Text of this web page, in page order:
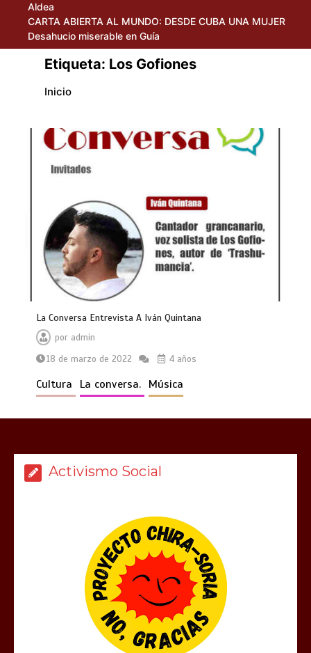
Aldea
CARTA ABIERTA AL MUNDO: DESDE CUBA UNA MUJER
Desahucio miserable en Guía
Etiqueta: Los Gofiones
Inicio
La Conversa Entrevista A Iván Quintana
por admin
18 de marzo de 2022
4 años
Cultura La conversa. Música
Activismo Social